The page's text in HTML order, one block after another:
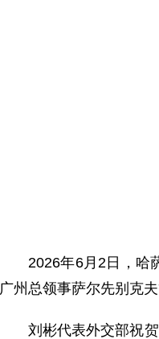
2026年6月2日，哈
广州总领事萨尔先别克夫
刘彬代表外交部祝